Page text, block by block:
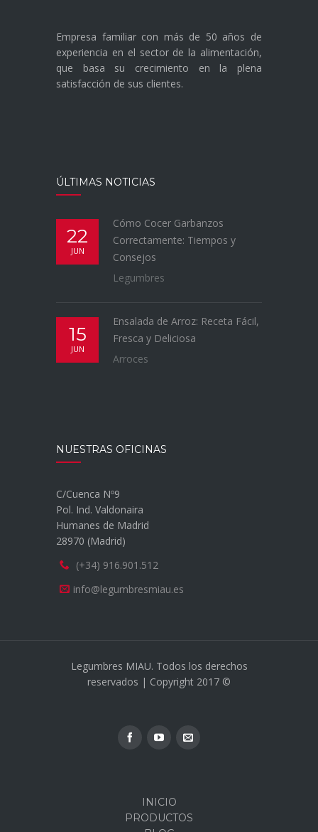
Empresa familiar con más de 50 años de
experiencia en el sector de la alimentación,
que basa su crecimiento en la plena
satisfacción de sus clientes.
ÚLTIMAS NOTICIAS
22
JUN
Cómo Cocer Garbanzos
Correctamente: Tiempos y
Consejos
Legumbres
15
JUN
Ensalada de Arroz: Receta Fácil,
Fresca y Deliciosa
Arroces
NUESTRAS OFICINAS
C/Cuenca Nº9
Pol. Ind. Valdonaira
Humanes de Madrid
28970 (Madrid)
(+34) 916.901.512
info@legumbresmiau.es
Legumbres MIAU. Todos los derechos
reservados | Copyright 2017 ©
INICIO
PRODUCTOS